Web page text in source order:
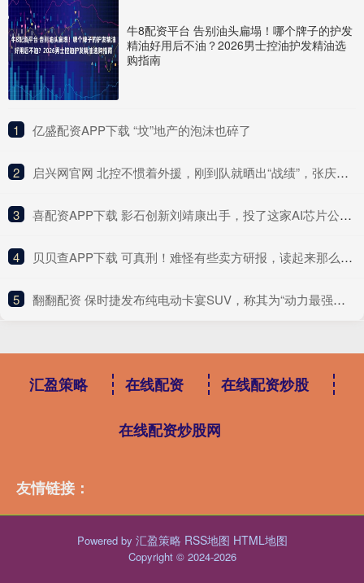
牛8配资平台 告别油头扁塌！哪个牌子的护发
精油好用后不油？2026男士控油护发精油选
购指南
1 ​亿盛配资APP下载 “坟”地产的泡沫也碎了
2 ​启兴网官网 北控不惯着外援，刚到队就晒出“战绩”，张庆鹏先给外援下马威
3 ​喜配资APP下载 影石创新刘靖康出手，投了这家AI芯片公司！
4 ​贝贝查APP下载 可真刑！难怪有些卖方研报，读起来那么像软文
5 ​翻翻配资 保时捷发布纯电动卡宴SUV，称其为“动力最强劲”量产保时捷车型
汇盈策略 在线配资 在线配资炒股
在线配资炒股网
友情链接：
Powered by 汇盈策略 RSS地图 HTML地图
Copyright © 2024-2026